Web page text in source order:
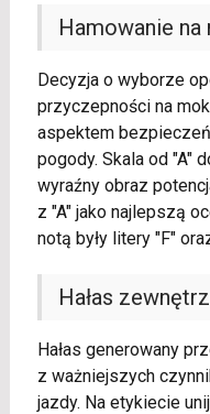
Hamowanie na
Decyzja o wyborze
przyczepności na
aspektem
pogody. Skala od "A"
wyraźny obraz
z "A" jako najlepszą
notą były litery "F"
Hałas
Hałas generowany
z ważniejszych
jazdy. Na etykiecie